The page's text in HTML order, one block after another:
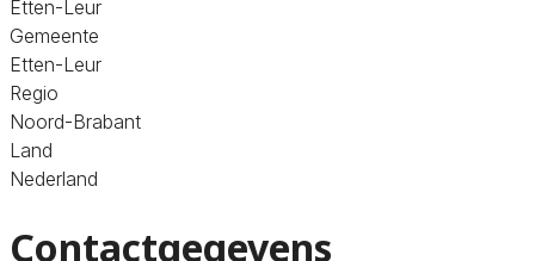
Etten-Leur
Gemeente
Etten-Leur
Regio
Noord-Brabant
Land
Nederland
Contactgegevens